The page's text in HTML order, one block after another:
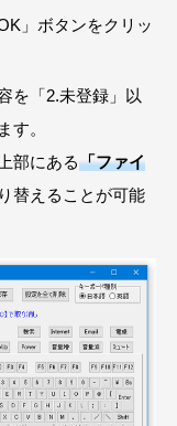
」ボタンをクリッ
を「2.未登録」以
す。
部にある「ファイ
替えることが可能